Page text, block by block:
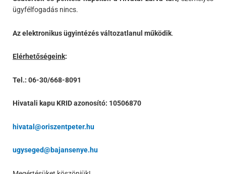
ügyfélfogadás nincs.
Az elektronikus ügyintézés változatlanul működik.
Elérhetőségeink:
Tel.: 06-30/668-8091
Hivatali kapu KRID azonosító: 10506870
hivatal@oriszentpeter.hu
ugyseged@bajansenye.hu